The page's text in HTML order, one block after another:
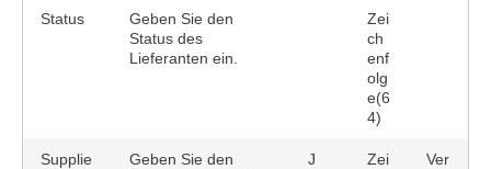
Status
Geben Sie den
Status des
Lieferanten ein.
Zei
ch
enf
olg
e(6
4)
Supplie
Geben Sie den
J
Zei
Ver